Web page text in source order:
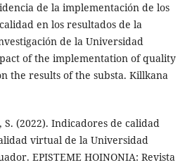
de la implementación de los
en los resultados de la
de la Universidad
of the implementation of quality
the results of the substa. Killkana
S. (2022). Indicadores de calidad
virtual de la Universidad
EPISTEME HOINONIA: Revista